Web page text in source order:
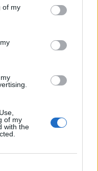
of my
of my
with the
Κορυφαία